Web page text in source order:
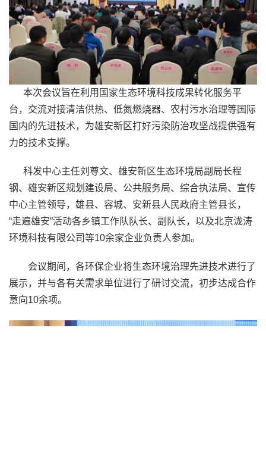
本次会议旨在利用国家生态环境科技成果转化服务平
台，交流对接清洁供热、低氮燃烧器、农村污水治理等国际
国内的先进技术，为雄安新区打好污染防治攻坚战提供强有
力的技术支撑。
科发中心主任刘尊文、雄安新区生态环境局副局长程
钢、雄安新区规划建设局、公共服务局、综合执法局、宣传
中心主管领导，雄县、容城、安新县人民政府主管县长，
“走遍雄安”活动各乡镇工作队队长、副队长，以及北京泷涛
环境科技有限公司等10余家企业负责人参加。
会议期间，各环保企业将生态环境治理先进技术进行了
展示，并与各有关需求单位进行了研讨交流，初步达成合作
意向10余项。